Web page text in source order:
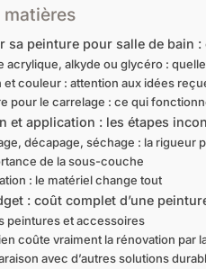
matières
sa peinture pour salle de bain
acrylique, alkyde ou glycéro :
et couleur : attention aux idées
pour le carrelage : ce qui
et application : les étapes
décapage, séchage : la rigueur
de la sous-couche
: le matériel change tout
: coût complet d’une
peintures et accessoires
coûte vraiment la rénovation par
avec d’autres solutions